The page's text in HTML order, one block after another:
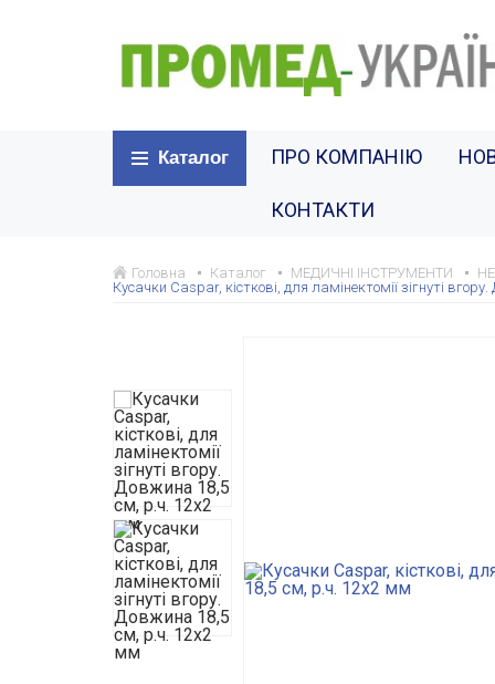
Каталог ПРО КОМПАНІЮ
КОНТАКТИ
Головна Каталог МЕДИЧНІ ІНСТРУМЕНТИ
Кусачки Caspar, кісткові, для ламінектомії зігнуті